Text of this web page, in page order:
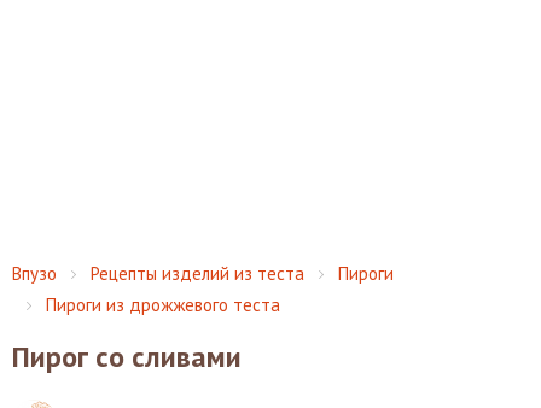
Впузо Рецепты изделий из теста
Пироги
Пироги из дрожжевого теста
Пирог со сливами